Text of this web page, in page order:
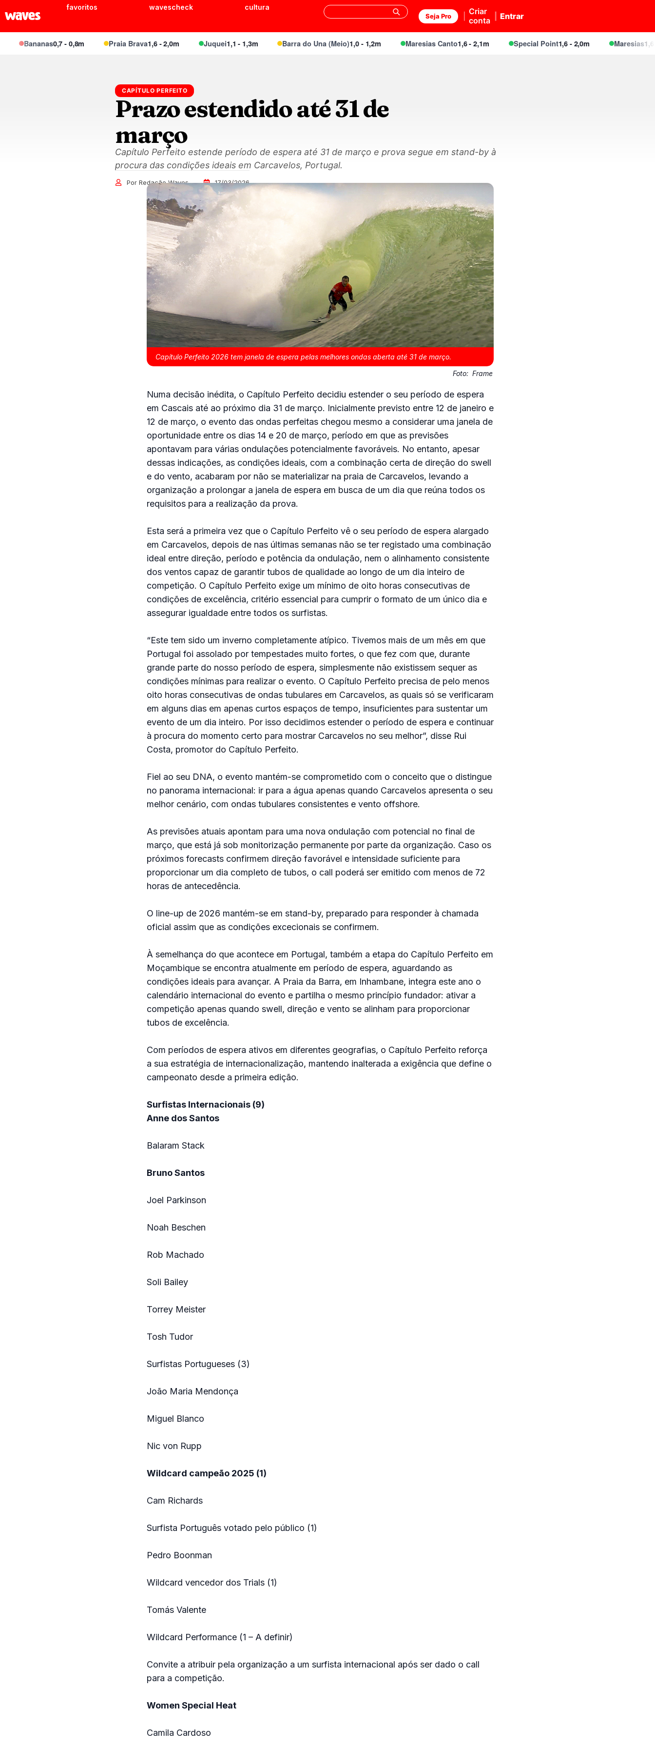
favoritos wavescheck cultura
Seja Pro
Criar
conta
Entrar
Bananas0,7 - 0,8m Praia Brava1,6 - 2,0m Juquei1,1 - 1,3m Barra do Una (Meio)1,0 - 1,2m Maresias Canto1,6 - 2,1m Special Point 1,6 - 2,0m Maresias1,6 -
CAPÍTULO PERFEITO
Prazo estendido até 31 de
março
Capítulo Perfeito estende período de espera até 31 de março e prova segue em stand-by à
procura das condições ideais em Carcavelos, Portugal.
Por Redação Waves 17/03/2026
Capítulo Perfeito 2026 tem janela de espera pelas melhores ondas aberta até 31 de março.
Foto: Frame
Numa decisão inédita, o Capítulo Perfeito decidiu estender o seu período de espera
em Cascais até ao próximo dia 31 de março. Inicialmente previsto entre 12 de janeiro e
12 de março, o evento das ondas perfeitas chegou mesmo a considerar uma janela de
oportunidade entre os dias 14 e 20 de março, período em que as previsões
apontavam para várias ondulações potencialmente favoráveis. No entanto, apesar
dessas indicações, as condições ideais, com a combinação certa de direção do swell
e do vento, acabaram por não se materializar na praia de Carcavelos, levando a
organização a prolongar a janela de espera em busca de um dia que reúna todos os
requisitos para a realização da prova.
Esta será a primeira vez que o Capítulo Perfeito vê o seu período de espera alargado
em Carcavelos, depois de nas últimas semanas não se ter registado uma combinação
ideal entre direção, período e potência da ondulação, nem o alinhamento consistente
dos ventos capaz de garantir tubos de qualidade ao longo de um dia inteiro de
competição. O Capítulo Perfeito exige um mínimo de oito horas consecutivas de
condições de excelência, critério essencial para cumprir o formato de um único dia e
assegurar igualdade entre todos os surfistas.
“Este tem sido um inverno completamente atípico. Tivemos mais de um mês em que
Portugal foi assolado por tempestades muito fortes, o que fez com que, durante
grande parte do nosso período de espera, simplesmente não existissem sequer as
condições mínimas para realizar o evento. O Capítulo Perfeito precisa de pelo menos
oito horas consecutivas de ondas tubulares em Carcavelos, as quais só se verificaram
em alguns dias em apenas curtos espaços de tempo, insuficientes para sustentar um
evento de um dia inteiro. Por isso decidimos estender o período de espera e continuar
à procura do momento certo para mostrar Carcavelos no seu melhor”, disse Rui
Costa, promotor do Capítulo Perfeito.
Fiel ao seu DNA, o evento mantém-se comprometido com o conceito que o distingue
no panorama internacional: ir para a água apenas quando Carcavelos apresenta o seu
melhor cenário, com ondas tubulares consistentes e vento offshore.
As previsões atuais apontam para uma nova ondulação com potencial no final de
março, que está já sob monitorização permanente por parte da organização. Caso os
próximos forecasts confirmem direção favorável e intensidade suficiente para
proporcionar um dia completo de tubos, o call poderá ser emitido com menos de 72
horas de antecedência.
O line-up de 2026 mantém-se em stand-by, preparado para responder à chamada
oficial assim que as condições excecionais se confirmem.
À semelhança do que acontece em Portugal, também a etapa do Capítulo Perfeito em
Moçambique se encontra atualmente em período de espera, aguardando as
condições ideais para avançar. A Praia da Barra, em Inhambane, integra este ano o
calendário internacional do evento e partilha o mesmo princípio fundador: ativar a
competição apenas quando swell, direção e vento se alinham para proporcionar
tubos de excelência.
Com períodos de espera ativos em diferentes geografias, o Capítulo Perfeito reforça
a sua estratégia de internacionalização, mantendo inalterada a exigência que define o
campeonato desde a primeira edição.
Surfistas Internacionais (9)
Anne dos Santos
Balaram Stack
Bruno Santos
Joel Parkinson
Noah Beschen
Rob Machado
Soli Bailey
Torrey Meister
Tosh Tudor
Surfistas Portugueses (3)
João Maria Mendonça
Miguel Blanco
Nic von Rupp
Wildcard campeão 2025 (1)
Cam Richards
Surfista Português votado pelo público (1)
Pedro Boonman
Wildcard vencedor dos Trials (1)
Tomás Valente
Wildcard Performance (1 – A definir)
Convite a atribuir pela organização a um surfista internacional após ser dado o call
para a competição.
Women Special Heat
Camila Cardoso